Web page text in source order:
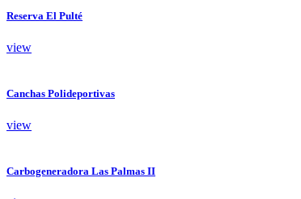
Reserva El Pulté
view
Canchas Polideportivas
view
Carbogeneradora Las Palmas II